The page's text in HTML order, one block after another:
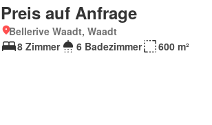
Preis auf Anfrage
Bellerive Waadt, Waadt
8 Zimmer
6 Badezimmer 600 m²